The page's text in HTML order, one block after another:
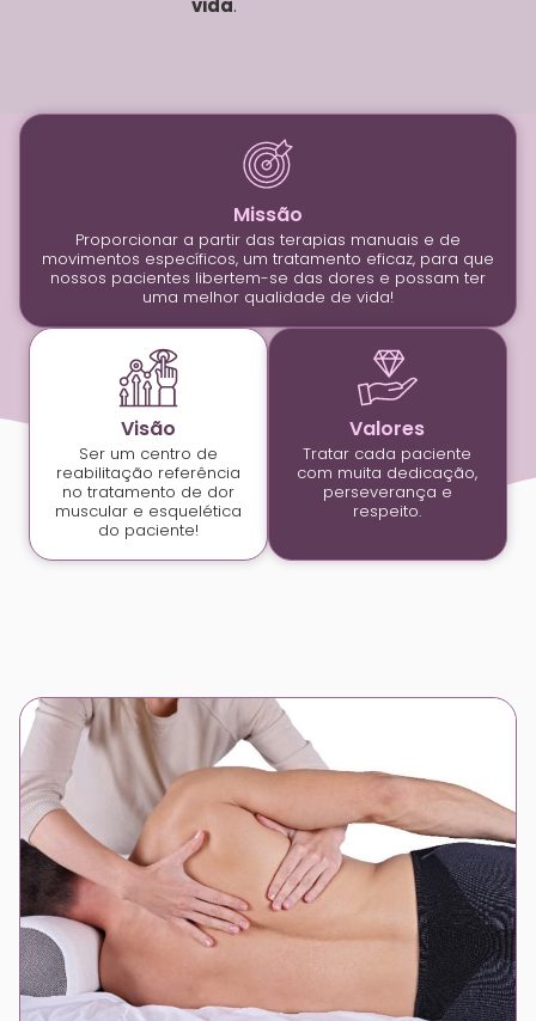
vida.
Missão
Proporcionar a partir das terapias manuais e de
movimentos específicos, um tratamento eficaz, para que
nossos pacientes libertem-se das dores e possam ter
uma melhor qualidade de vida!
Visão
Ser um centro de
reabilitação referência
no tratamento de dor
muscular e esquelética
do paciente!
Valores
Tratar cada paciente
com muita dedicação,
perseverança e
respeito.